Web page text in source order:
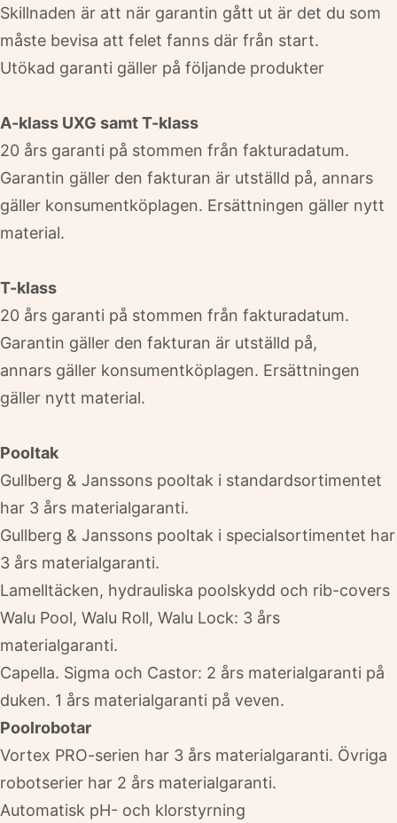
Skillnaden är att när garantin gått ut är det du som
måste bevisa att felet fanns där från start.
Utökad garanti gäller på följande produkter
A-klass UXG samt T-klass
20 års garanti på stommen från fakturadatum.
Garantin gäller den fakturan är utställd på, annars
gäller konsumentköplagen. Ersättningen gäller nytt
material.
T-klass
20 års garanti på stommen från fakturadatum.
Garantin gäller den fakturan är utställd på,
annars gäller konsumentköplagen. Ersättningen
gäller nytt material.
Pooltak
Gullberg & Janssons pooltak i standardsortimentet
har 3 års materialgaranti.
Gullberg & Janssons pooltak i specialsortimentet har
3 års materialgaranti.
Lamelltäcken, hydrauliska poolskydd och rib-covers
Walu Pool, Walu Roll, Walu Lock: 3 års
materialgaranti.
Capella. Sigma och Castor: 2 års materialgaranti på
duken. 1 års materialgaranti på veven.
Poolrobotar
Vortex PRO-serien har 3 års materialgaranti. Övriga
robotserier har 2 års materialgaranti.
Automatisk pH- och klorstyrning